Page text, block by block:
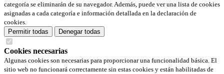
categoría se eliminarán de su navegador. Además, puede ver una lista de cookies
asignadas a cada categoría e información detallada en la declaración de
cookies.
Permitir todas
Denegar todas
Cookies necesarias
Algunas cookies son necesarias para proporcionar una funcionalidad básica. El
sitio web no funcionará correctamente sin estas cookies y están habilitadas de